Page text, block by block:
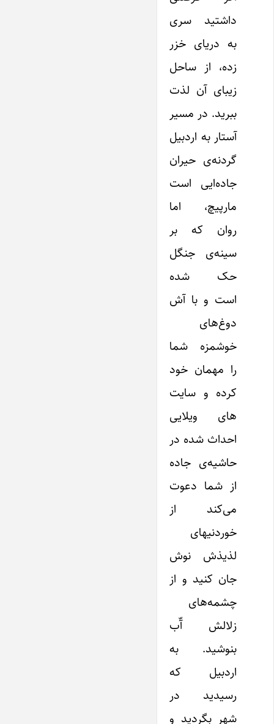
داشتید سری
به دریای خزر
زده، از ساحل
زیبای آن لذت
ببرید. در مسیر
آستار به اردبیل
گردنه‌ی حیران
جاده‌‌ایی است
مارپیچ، اما
روان که بر
سینه‌ی جنگل
حک شده
است و با آش
دوغ‌های
خوشمزه شما
را مهمان خود
کرده و سایت
های ویلایی
احداث شده در
حاشیه‌ی جاده
از شما دعوت
می‌کند از
خوردنیهای
لذیذش نوش
جان کنید و از
چشمه‌های
زلالش آّب
بنوشید. به
اردبیل که
رسیدید در
شهر بگردید و